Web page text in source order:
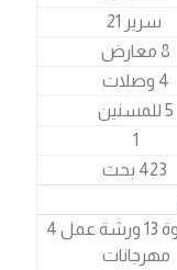
سرير 21
8 معارض
4 وصلات
5 للمسنين
1
200 ندوة 13 ورشة عمل 4
مهرجانات